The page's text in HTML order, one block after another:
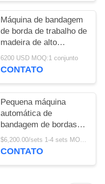
Máquina de bandagem
de borda de trabalho de
madeira de alto
desempenho para
bandagem suave e
6200 USD MOQ:1 conjunto
CONTATO
Pequena máquina
automática de
bandagem de bordas
para painéis de
madeira em lojas de
$6,200.00/sets 1-4 sets MOQ:1 conjunto
CONTATO